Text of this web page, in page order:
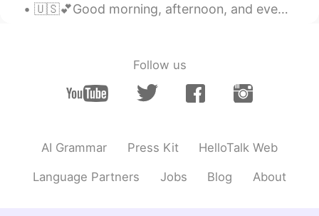
🇺🇸💕Good morning, afternoon, and evening. 💕🇺🇸 I feel like I have no energy 😅 I really hope it wor...
Follow us
AI Grammar Press Kit HelloTalk Web
Language Partners Jobs Blog About